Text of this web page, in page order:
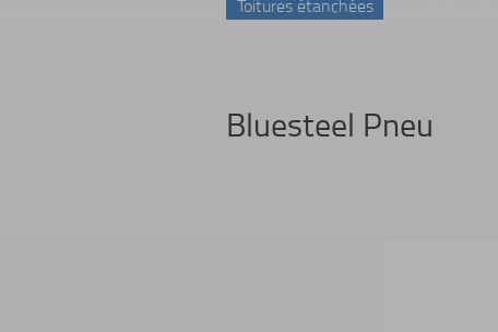
Toitures étanchées
Bluesteel Pneu